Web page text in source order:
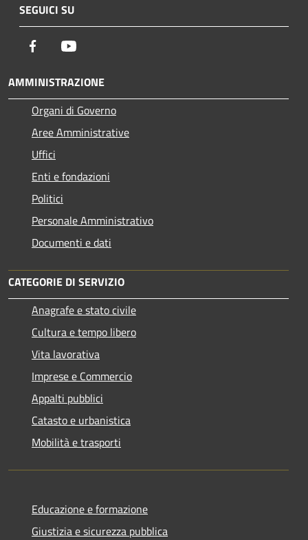
SEGUICI SU
Facebook
AMMINISTRAZIONE
Organi di Governo
Aree Amministrative
Uffici
Enti e fondazioni
Politici
Personale Amministrativo
Documenti e dati
CATEGORIE DI SERVIZIO
Anagrafe e stato civile
Cultura e tempo libero
Vita lavorativa
Imprese e Commercio
Appalti pubblici
Catasto e urbanistica
Mobilità e trasporti
Educazione e formazione
Giustizia e sicurezza pubblica